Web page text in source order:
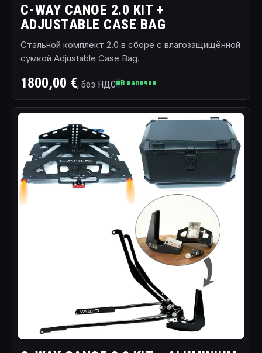
C-WAY CANOE 2.0 KIT +
ADJUSTABLE CASE BAG
Стальной комплект 2.0 в сборе с влагозащищённой
сумкой Adjustable Case Bag.
1800,00 €, без НДС В наличии